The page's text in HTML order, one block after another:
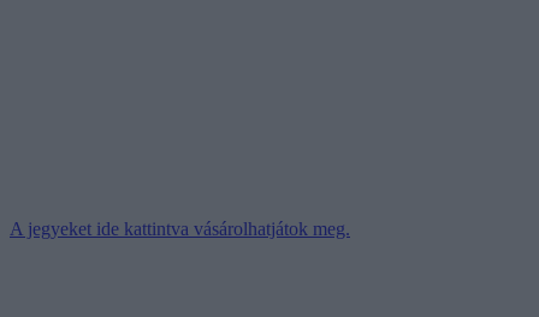
A jegyeket ide kattintva vásárolhatjátok meg.